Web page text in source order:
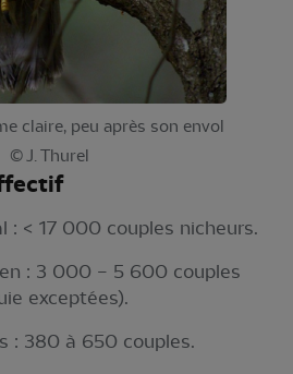
claire, peu après son envol
© J. Thurel
: < 17 000 couples nicheurs.
: 3 000 – 5 600 couples
exceptées).
: 380 à 650 couples.